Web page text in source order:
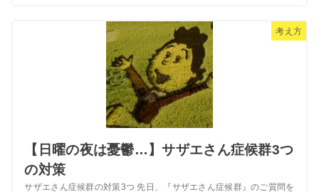
考え方
【日曜の夜は憂鬱…】サザエさん症候群3つ
の対策
サザエさん症候群の対策3つ 先日、『サザエさん症候群』のご質問を